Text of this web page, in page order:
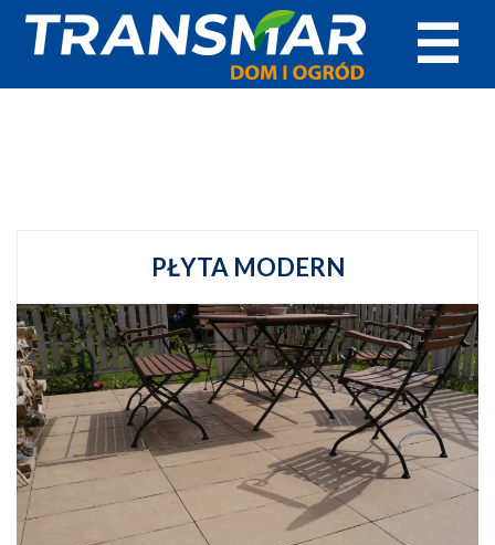
☰
PŁYTA MODERN